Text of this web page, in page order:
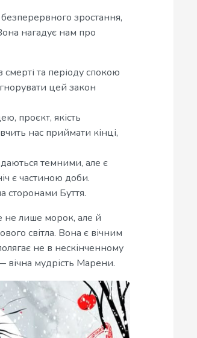
безперервного зростання,
нагадує нам про
та періоду спокою
цей закон
проєкт, якість
нас приймати кінці,
темними, але є
є частиною доби.
сторонами Буття.
не лише морок, але й
світла. Вона є вічним
не в нескінченному
вічна мудрість Марени.